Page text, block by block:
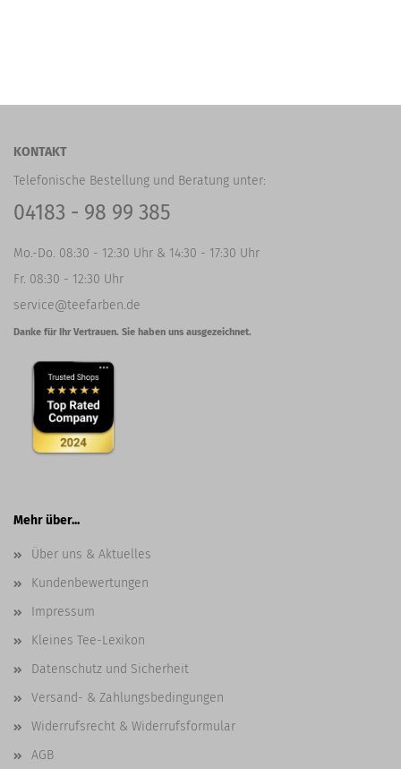
KONTAKT
Telefonische Bestellung und Beratung unter:
04183 - 98 99 385
Mo.-Do. 08:30 - 12:30 Uhr & 14:30 - 17:30 Uhr
Fr. 08:30 - 12:30 Uhr
service@teefarben.de
Danke für Ihr Vertrauen. Sie haben uns ausgezeichnet.
Mehr über...
Über uns & Aktuelles
Kundenbewertungen
Impressum
Kleines Tee-Lexikon
Datenschutz und Sicherheit
Versand- & Zahlungsbedingungen
Widerrufsrecht & Widerrufsformular
AGB